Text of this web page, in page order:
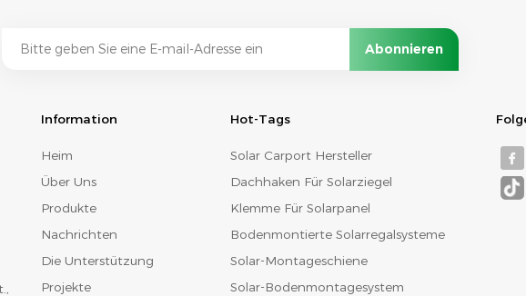
Information
Heim
Über Uns
Produkte
Nachrichten
Die Unterstützung
Projekte
Hot-Tags
Solar Carport Hersteller
Dachhaken Für Solarziegel
Klemme Für Solarpanel
Bodenmontierte Solarregalsysteme
Solar-Montageschiene
Solar-Bodenmontagesystem